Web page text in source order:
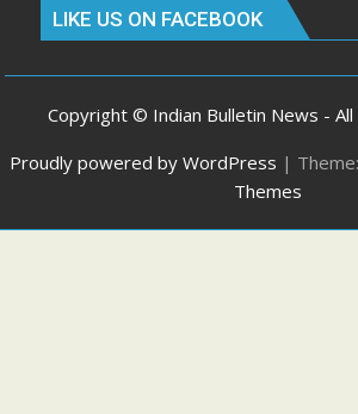
LIKE US ON FACEBOOK
Copyright © Indian Bulletin News -
Proudly powered by WordPress |
Themes